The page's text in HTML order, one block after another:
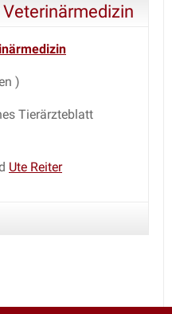
)
Tierärzteblatt
Ute Reiter